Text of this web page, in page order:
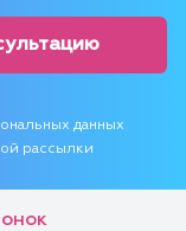
данных
рассылки